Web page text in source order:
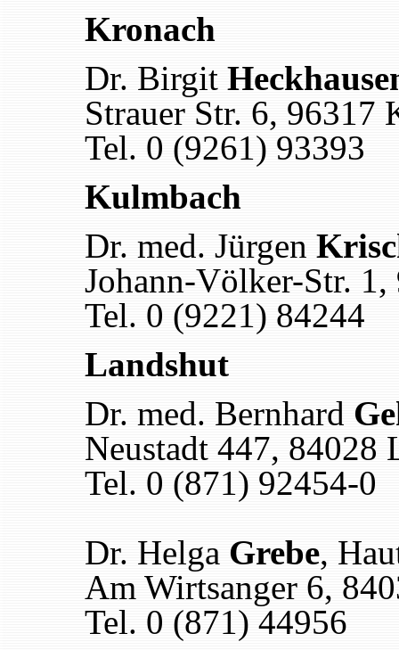
Kronach
Dr. Birgit
Strauer Str. 6, 96317
Tel. 0 (9261) 93393
Kulmbach
Dr. med. Jürgen
Johann-Völker-Str.
Tel. 0 (9221) 84244
Landshut
Dr. med. Bernhard
Neustadt 447, 84028
Tel. 0 (871) 92454-0
Dr. Helga Grebe,
Am Wirtsanger 6,
Tel. 0 (871) 44956